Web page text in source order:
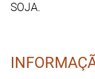
SOJA.